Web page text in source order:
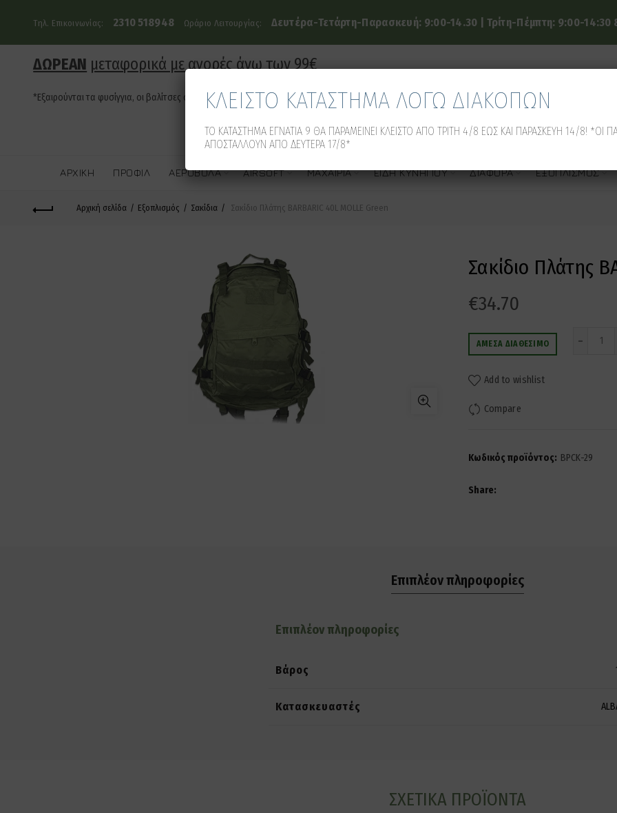
Τηλ. Επικοινωνίας: 2310 518948 Ωράριο Λειτουργίας: Δευτέρα-Τετάρτη-Παρασκευή: 9:00-14.30 | Τρίτη-Πέμπτη: 9:00-14:30
ΔΩΡΕΑΝ μεταφορικά με αγορές άνω των 99€
*Εξαιρούνται τα φυσίγγια, οι βαλίτσες όπλων και τα οπλοκιβώτια
ΑΡΧΙΚΉ ΠΡΟΦΊΛ ΑΕΡΟΒΌΛΑ AIRSOFT ΜΑΧΑΊΡΙΑ ΕΊΔΗ ΚΥΝΗΓΙΟΎ ΔΙΆΦΟΡΑ ΕΞΟΠΛΙΣΜΌΣ
Αρχική σελίδα Εξοπλισμός Σακίδια Σακίδιο Πλάτης BARBARIC 40L MOLLE Green
Σακίδιο Πλάτης
€34.70
ΆΜΕΣΑ ΔΙΑΘΈΣΙΜΟ
Add to wishlist
Compare
Κωδικός προϊόντος: BPCK-29
Share
Επιπλέον πληροφορίες
Επιπλέον πληροφορίες
Βάρος
Κατασκευαστές
ΣΧΕΤΙΚΆ ΠΡΟΪΌΝΤΑ
ΚΛΕΙΣΤΟ ΚΑΤΑΣΤΗΜΑ ΛΟΓΩ ΔΙΑΚΟΠΩΝ
ΤΟ ΚΑΤΑΣΤΗΜΑ ΕΓΝΑΤΙΑ 9 ΘΑ ΠΑΡΑΜΕΙΝΕΙ ΚΛΕΙΣΤΟ ΑΠΟ ΤΡΙΤΗ 4/8 ΕΩΣ ΚΑΙ ΠΑΡΑΣΚΕΥΗ 14/8! *ΟΙ
ΑΠΟΣΤΑΛΛΟΥΝ ΑΠΟ ΔΕΥΤΕΡΑ 17/8*